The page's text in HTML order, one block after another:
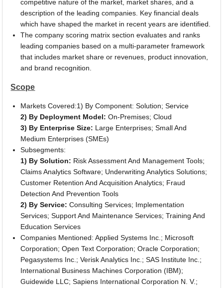
competitive nature of the market, market shares, and a
description of the leading companies. Key financial deals
which have shaped the market in recent years are identified.
The company scoring matrix section evaluates and ranks
leading companies based on a multi-parameter framework
that includes market share or revenues, product innovation,
and brand recognition.
Scope
Markets Covered:1) By Component: Solution; Service
2) By Deployment Model: On-Premises; Cloud
3) By Enterprise Size: Large Enterprises; Small And
Medium Enterprises (SMEs)
Subsegments:
1) By Solution: Risk Assessment And Management Tools;
Claims Analytics Software; Underwriting Analytics Solutions;
Customer Retention And Acquisition Analytics; Fraud
Detection And Prevention Tools
2) By Service: Consulting Services; Implementation
Services; Support And Maintenance Services; Training And
Education Services
Companies Mentioned: Applied Systems Inc.; Microsoft
Corporation; Open Text Corporation; Oracle Corporation;
Pegasystems Inc.; Verisk Analytics Inc.; SAS Institute Inc.;
International Business Machines Corporation (IBM);
Guidewide LLC; Sapiens International Corporation N. V.;